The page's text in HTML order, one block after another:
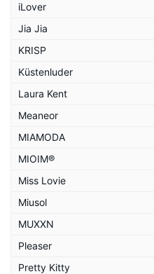
iLover
Jia Jia
KRISP
Küstenluder
Laura Kent
Meaneor
MIAMODA
MIOIM®
Miss Lovie
Miusol
MUXXN
Pleaser
Pretty Kitty